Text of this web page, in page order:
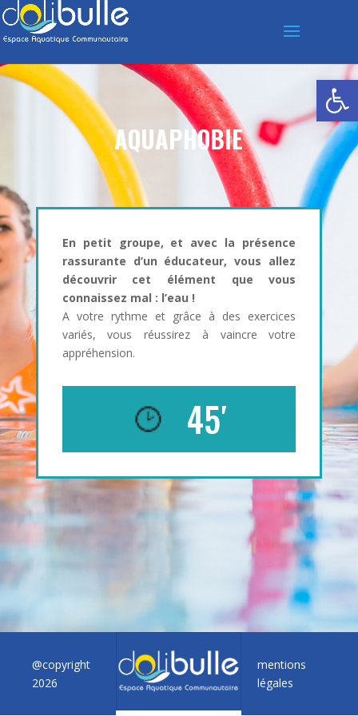
Ouvrir
AQUAPHOBIE
En petit groupe, et avec la présence
rassurante d’un éducateur, vous allez
découvrir cet élément que vous
connaissez mal : l’eau !
A votre rythme et grâce à des exercices
variés, vous réussirez à vaincre votre
appréhension.
45′
@copyright
2026
mentions
légales